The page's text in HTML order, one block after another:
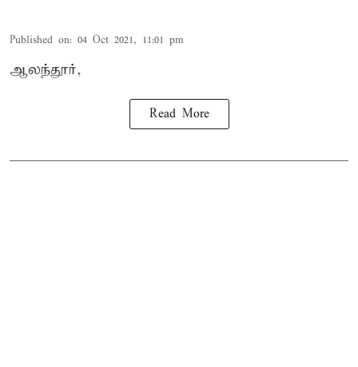
Published on: 04 Oct 2021, 11:01 pm
ஆலந்தூர்,
Read More